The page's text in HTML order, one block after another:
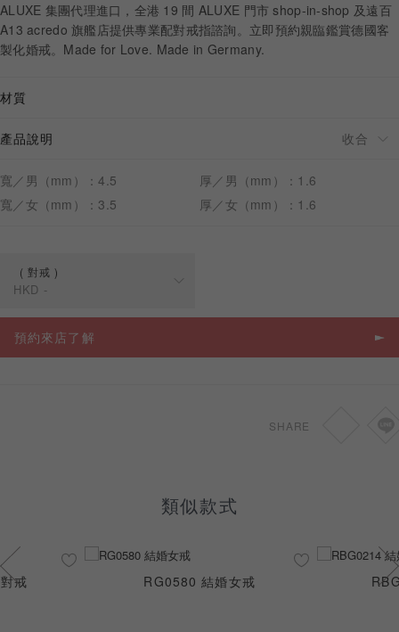
LANGUAGE
ALUXE 集團代理進口，全港 19 間 ALUXE 門市 shop-in-shop 及遠百
A13 acredo 旗艦店提供專業配對戒指諮詢。立即預約親臨鑑賞德國客
製化婚戒。Made for Love. Made in Germany.
材質
產品說明
寬／男（mm）：4.5
厚／男（mm）：1.6
寬／女（mm）：3.5
厚／女（mm）：1.6
對戒
HKD -
規格 價格
對戒 HKD -
預約來店了解
SHARE
類似款式
戒 RG0580 結婚女戒